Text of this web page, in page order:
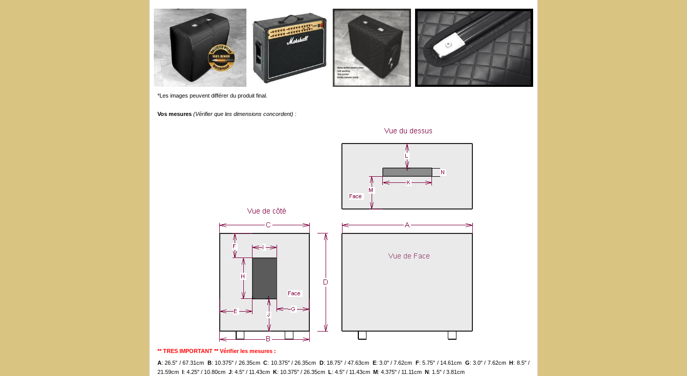
*Les images peuvent différer du produit final.
Vos mesures (Vérifier que les dimensions concordent) :
** TRES IMPORTANT ** Vérifier les mesures :
A: 26.5" / 67.31cm B: 10.375" / 26.35cmC: 10.375" / 26.35cm D: 18.75" / 47.63cm E: 3.0" / 7.62cm F: 5.75" / 14.61cm G: 3.0" / 7.62cm H : 8.5" /
21.59cm
: 4.25" / 10.80cm J: 4.5" / 11.43cm K: 10.375" / 26.35cm L: 4.5" / 11.43cm M : 4.375" / 11.11cm N : 1.5" / 3.81cm